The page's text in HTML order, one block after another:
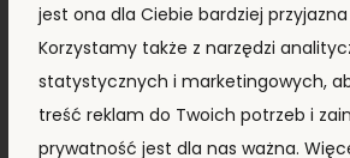
8 690,00zł + VAT
ZOBACZ
jest ona dla Ciebie bardziej
Korzystamy także z narzędzi
statystycznych i marketingowych,
treść reklam do Twoich potrzeb i
prywatność jest dla nas ważna.